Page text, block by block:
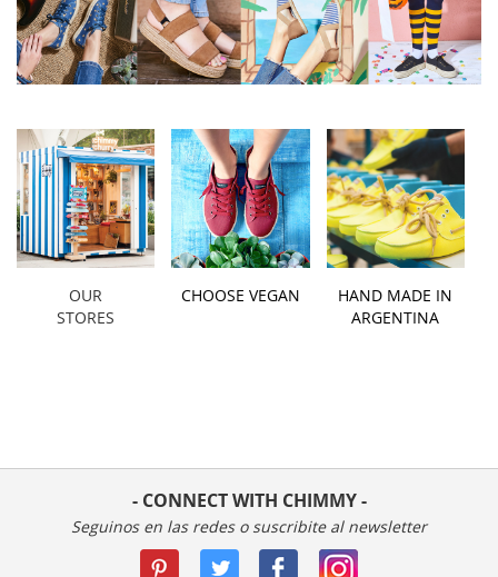
OUR
STORES
CHOOSE VEGAN
HAND MADE IN
ARGENTINA
- CONNECT WITH CHIMMY -
Seguinos en las redes o suscribite al newsletter